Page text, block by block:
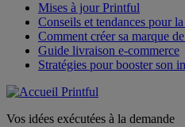
Mises à jour Printful
Conseils et tendances pour
Comment créer sa marque
Guide livraison e-commerce
Stratégies pour booster son
Vos idées exécutées à la demande